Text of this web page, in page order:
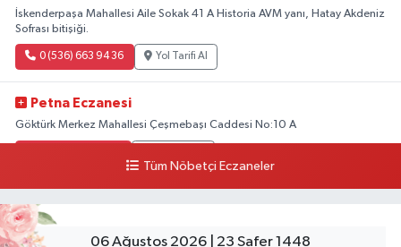
İskenderpaşa Mahallesi Aile Sokak 41 A Historia AVM yanı, Hatay Akdeniz
Sofrası bitişiği.
0 (536) 663 94 36 Yol Tarifi Al
Petna Eczanesi
Göktürk Merkez Mahallesi Çeşmebaşı Caddesi No:10 A
Karlıktepe Mahallesi Soğanlık Caddesi No:34 A
Tüm Nöbetçi Eczaneler
06 Ağustos 2026 | 23 Safer 1448